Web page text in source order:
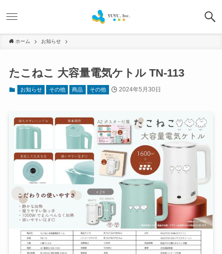
ホーム お知らせ
たこねこ 大容量電気ケトル TN-113
お知らせ その他 商品 その他 2024年5月30日